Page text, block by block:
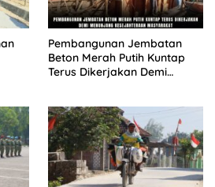
Pembangunan Jembatan
Beton Merah Putih Kuntap
Terus Dikerjakan Demi